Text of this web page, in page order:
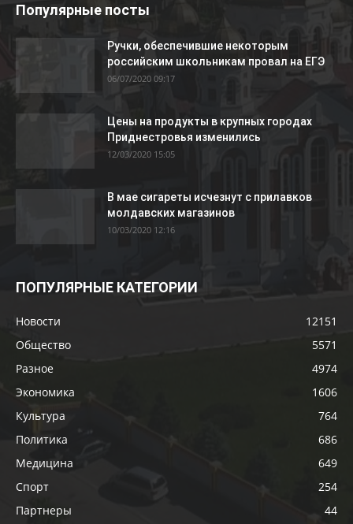
Популярные посты
Ручки, обеспечившие некоторым
российским школьникам провал на ЕГЭ
06/07/2020 09:17
Цены на продукты в крупных городах
Приднестровья изменились
12/03/2020 15:05
В мае сигареты исчезнут с прилавков
молдавских магазинов
10/03/2020 12:16
ПОПУЛЯРНЫЕ КАТЕГОРИИ
Новости
12151
Общество
5571
Разное
4974
Экономика
1606
Культура
764
Политика
686
Медицина
649
Спорт
254
Партнеры
44